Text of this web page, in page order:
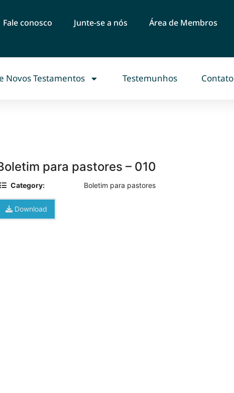
Fale conosco Junte-se a nós Área de Membros
Novos Testamentos Testemunhos Contato
para pastores – 010
Category: Boletim para pastores
Download